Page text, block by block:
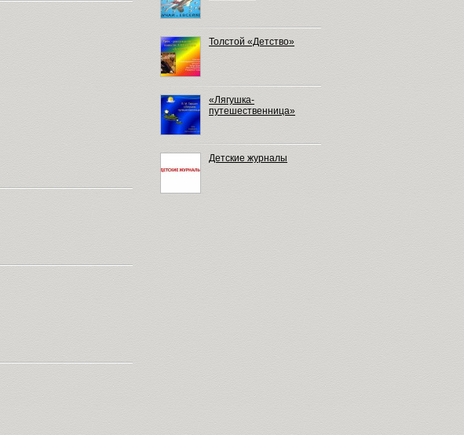
Толстой «Детство»
«Лягушка-
путешественница»
Детские журналы